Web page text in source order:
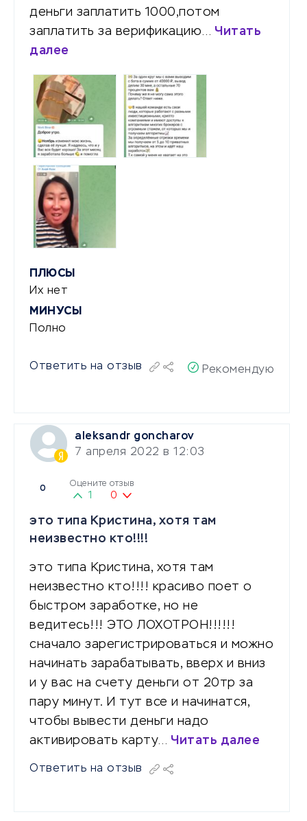
деньги заплатить 1000,потом
заплатить за верификацию… Читать
далее
ПЛЮСЫ
Их нет
МИНУСЫ
Полно
Ответить на отзыв Рекомендую
aleksandr goncharov
7 апреля 2022 в 12:03
0
Оцените отзыв
1 0
это типа Кристина, хотя там
неизвестно кто!!!!
это типа Кристина, хотя там
неизвестно кто!!!! красиво поет о
быстром заработке, но не
ведитесь!!! ЭТО ЛОХОТРОН!!!!!!
сначало зарегистрироваться и можно
начинать зарабатывать, вверх и вниз
и у вас на счету деньги от 20тр за
пару минут. И тут все и начинатся,
чтобы вывести деньги надо
активировать карту… Читать далее
Ответить на отзыв